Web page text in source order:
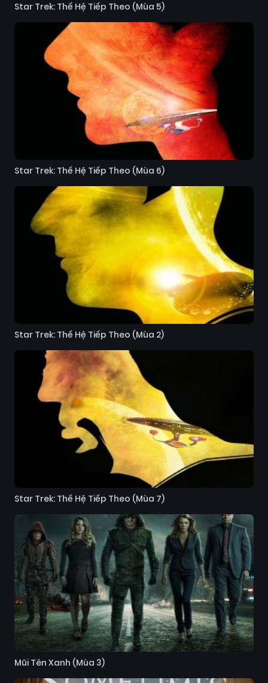
Star Trek: Thế Hệ Tiếp Theo (Mùa 5)
Star Trek: Thế Hệ Tiếp Theo (Mùa 6)
Star Trek: Thế Hệ Tiếp Theo (Mùa 2)
Star Trek: Thế Hệ Tiếp Theo (Mùa 7)
Mũi Tên Xanh (Mùa 3)